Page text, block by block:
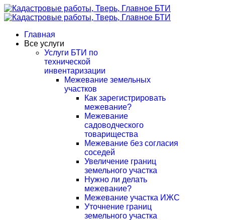
Главная
Все услуги
Услуги БТИ по
технической
инвентаризации
Межевание земельных
участков
Как зарегистрировать
межевание?
Межевание
садоводческого
товарищества
Межевание без согласия
соседей
Увеличение границ
земельного участка
Нужно ли делать
межевание?
Межевание участка ИЖС
Уточнение границ
земельного участка